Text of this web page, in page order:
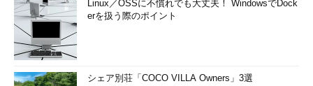
Linux／OSSに不慣れでも大丈夫！ WindowsでDock
erを扱う際のポイント
シェア別荘「COCO VILLA Owners」3選